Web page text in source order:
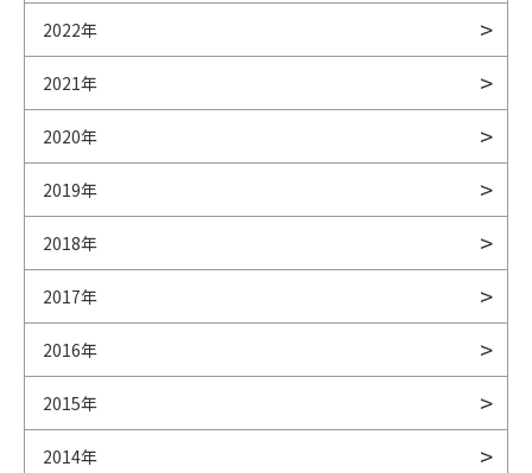
2022年
2021年
2020年
2019年
2018年
2017年
2016年
2015年
2014年